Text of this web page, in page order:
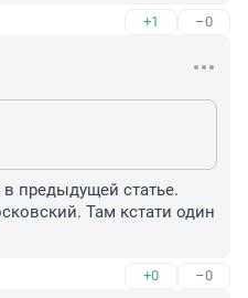
+1 –0
предыдущей статье.
Там кстати один
+0 –0